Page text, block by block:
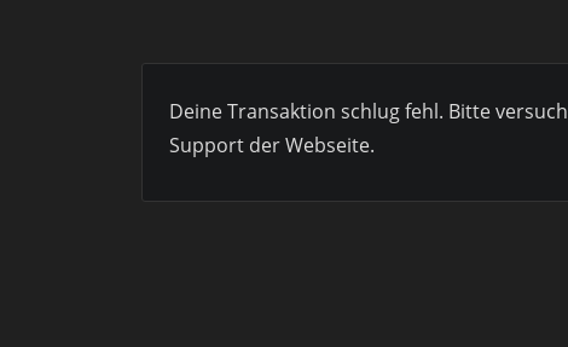
Deine Transaktion schlug fehl. Bitte
Support der Webseite.